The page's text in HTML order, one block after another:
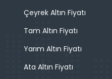
Çeyrek Altın Fiyatı
Tam Altın Fiyatı
Yarım Altın Fiyatı
Ata Altın Fiyatı